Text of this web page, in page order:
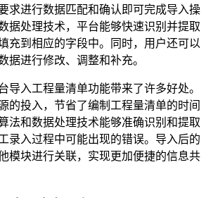
求进行数据匹配和确认即可完成导入操
据处理技术，平台能够快速识别并提取
充到相应的字段中。同时，用户还可以
据进行修改、调整和补充。
导入工程量清单功能带来了许多好处。
的投入，节省了编制工程量清单的时间
法和数据处理技术能够准确识别和提取
录入过程中可能出现的错误。导入后的
模块进行关联，实现更加便捷的信息共